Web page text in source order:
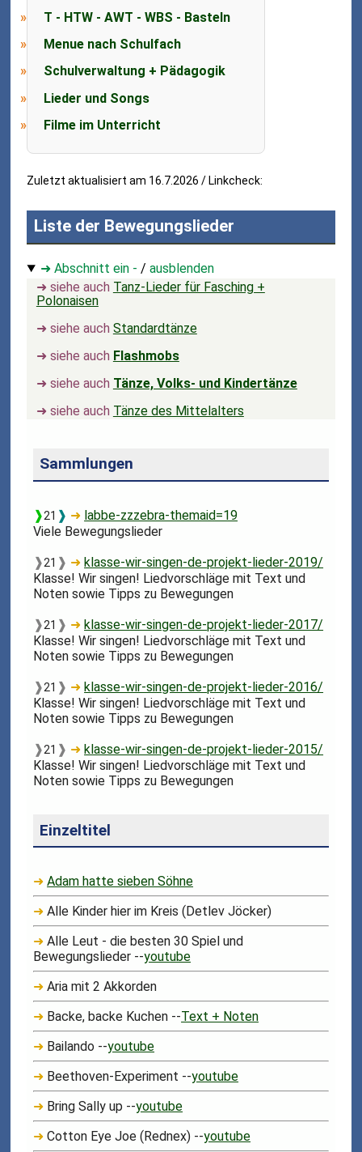
T - HTW - AWT - WBS - Basteln
Menue nach Schulfach
Schulverwaltung + Pädagogik
Lieder und Songs
Filme im Unterricht
Zuletzt aktualisiert am 16.7.2026 / Linkcheck:
Liste der Bewegungslieder
➜ Abschnitt ein - /ausblenden
➜ siehe auch Tanz-Lieder für Fasching +
Polonaisen
➜ siehe auch Standardtänze
➜ siehe auch Flashmobs
➜ siehe auch Tänze, Volks- und Kindertänze
➜ siehe auch Tänze des Mittelalters
Sammlungen
❱21 ❱ ➜ labbe-zzzebra-themaid=19
Viele Bewegungslieder
❱21 ❱ ➜klasse-wir-singen-de-projekt-lieder-2019/
Klasse! Wir singen! Liedvorschläge mit Text und
Noten sowie Tipps zu Bewegungen
❱21 ❱ ➜klasse-wir-singen-de-projekt-lieder-2017/
Klasse! Wir singen! Liedvorschläge mit Text und
Noten sowie Tipps zu Bewegungen
❱21 ❱ ➜klasse-wir-singen-de-projekt-lieder-2016/
Klasse! Wir singen! Liedvorschläge mit Text und
Noten sowie Tipps zu Bewegungen
❱21 ❱ ➜klasse-wir-singen-de-projekt-lieder-2015/
Klasse! Wir singen! Liedvorschläge mit Text und
Noten sowie Tipps zu Bewegungen
Einzeltitel
➜Adam hatte sieben Söhne
➜Alle Kinder hier im Kreis (Detlev Jöcker)
➜Alle Leut - die besten 30 Spiel und
Bewegungslieder --youtube
➜Aria mit 2 Akkorden
➜ Backe, backe Kuchen --Text + Noten
➜ Bailando --youtube
➜ Beethoven-Experiment --youtube
➜ Bring Sally up --youtube
➜Cotton Eye Joe (Rednex) --youtube